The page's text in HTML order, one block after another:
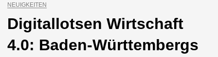
NEUIGKEITEN
Digitallotsen Wirtschaft
4.0: Baden-Württembergs